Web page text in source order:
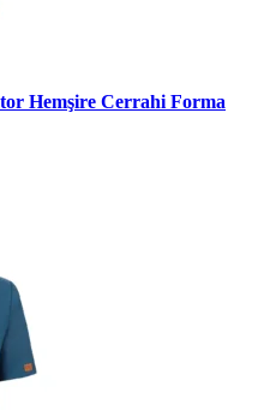
Hemşire Cerrahi Forma